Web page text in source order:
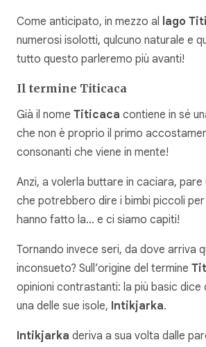
Come anticipato, in mezzo al lago
numerosi isolotti, qulcuno naturale e
tutto questo parleremo più avanti!
Il termine Titicaca
Già il nome Titicaca contiene in sé
che non è proprio il primo
consonanti che viene in mente!
Anzi, a volerla buttare in caciara, pare
che potrebbero dire i bimbi piccoli
hanno fatto la… e ci siamo capiti!
Tornando invece seri, da dove arriva
inconsueto? Sull’origine del termine
opinioni contrastanti: la più basic dice
una delle sue isole, Intikjarka.
Intikjarka deriva a sua volta dalle